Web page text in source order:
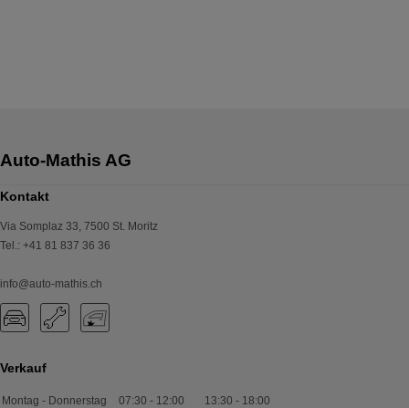
Kontakt
Via Somplaz 33, 7500 St. Moritz
Tel.: +41 81 837 36 36
info@auto-mathis.ch
Verkauf
Montag - Donnerstag 07:30 - 12:00 13:30 - 18:00